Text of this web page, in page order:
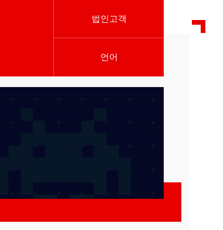
법인고객
언어